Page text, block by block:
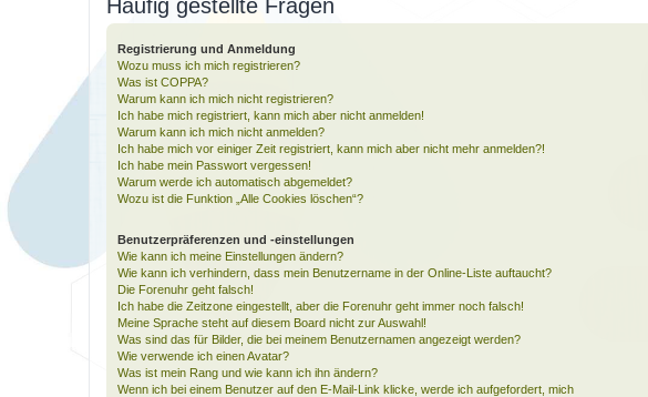
Häufig gestellte Fragen
Registrierung und Anmeldung
Wozu muss ich mich registrieren?
Was ist COPPA?
Warum kann ich mich nicht registrieren?
Ich habe mich registriert, kann mich aber nicht anmelden!
Warum kann ich mich nicht anmelden?
Ich habe mich vor einiger Zeit registriert, kann mich aber nicht mehr anmelden?!
Ich habe mein Passwort vergessen!
Warum werde ich automatisch abgemeldet?
Wozu ist die Funktion „Alle Cookies löschen“?
Benutzerpräferenzen und -einstellungen
Wie kann ich meine Einstellungen ändern?
Wie kann ich verhindern, dass mein Benutzername in der Online-Liste auftaucht?
Die Forenuhr geht falsch!
Ich habe die Zeitzone eingestellt, aber die Forenuhr geht immer noch falsch!
Meine Sprache steht auf diesem Board nicht zur Auswahl!
Was sind das für Bilder, die bei meinem Benutzernamen angezeigt werden?
Wie verwende ich einen Avatar?
Was ist mein Rang und wie kann ich ihn ändern?
Wenn ich bei einem Benutzer auf den E-Mail-Link klicke, werde ich aufgefordert, mich